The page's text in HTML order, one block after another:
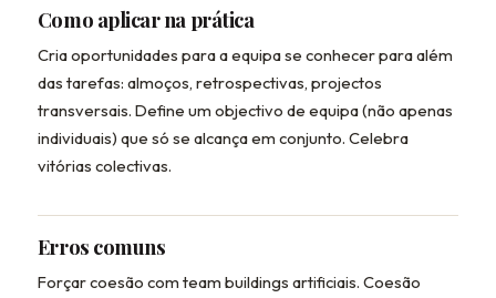
Como aplicar na prática
Cria oportunidades para a equipa se conhecer para além
das tarefas: almoços, retrospectivas, projectos
transversais. Define um objectivo de equipa (não apenas
individuais) que só se alcança em conjunto. Celebra
vitórias colectivas.
Erros comuns
Forçar coesão com team buildings artificiais. Coesão